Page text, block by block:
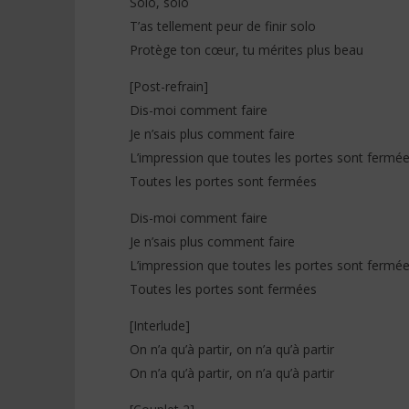
T’as tellement peur de finir solo
Protège ton cœur, tu mérites plus beau
[Post-refrain]
Dis-moi comment faire
Je n’sais plus comment faire
L’impression que toutes les portes sont
Toutes les portes sont fermées
Dis-moi comment faire
Je n’sais plus comment faire
L’impression que toutes les portes sont
Toutes les portes sont fermées
[Interlude]
On n’a qu’à partir, on n’a qu’à partir
On n’a qu’à partir, on n’a qu’à partir